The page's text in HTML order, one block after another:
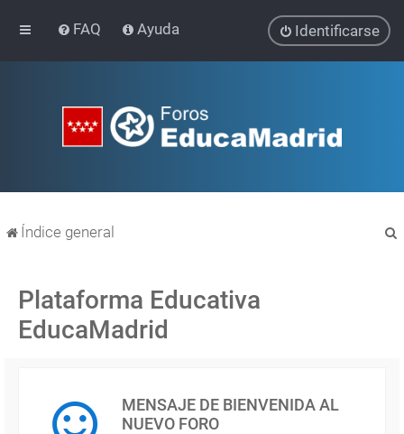
FAQ Ayuda Identificarse
Índice general
Plataforma Educativa
EducaMadrid
MENSAJE DE BIENVENIDA AL
NUEVO FORO